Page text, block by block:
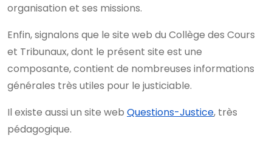
organisation et ses missions.
Enfin, signalons que le site web du Collège des Cours
et Tribunaux, dont le présent site est une
composante, contient de nombreuses informations
générales très utiles pour le justiciable.
Il existe aussi un site web Questions-Justice, très
pédagogique.